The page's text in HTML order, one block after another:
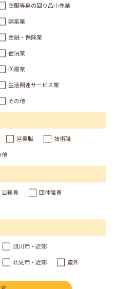
衣服等身の回り品小売業
娯楽業
金融・保険業
宿泊業
医療業
生活関連サービス業
その他
営業職
技術職
他
公務員
団体職員
旭川市・近郊
北見市・近郊 道外